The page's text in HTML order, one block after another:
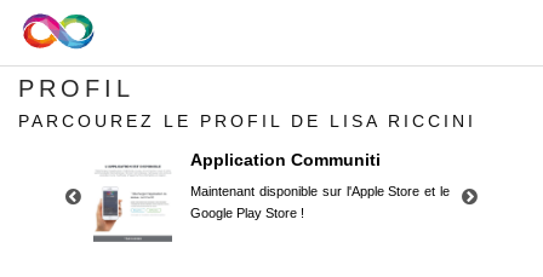
PROFIL
PARCOUREZ LE PROFIL DE LISA RICCINI
Application Communiti
Maintenant disponible sur l'Apple Store et le
Google Play Store !